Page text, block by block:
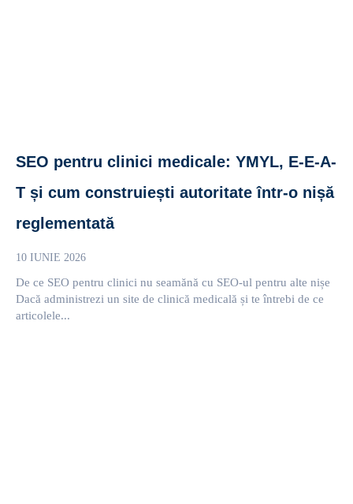
SEO pentru clinici medicale: YMYL, E-E-A-
T și cum construiești autoritate într-o nișă
reglementată
10 IUNIE 2026
De ce SEO pentru clinici nu seamănă cu SEO-ul pentru alte nișe
Dacă administrezi un site de clinică medicală și te întrebi de ce
articolele...